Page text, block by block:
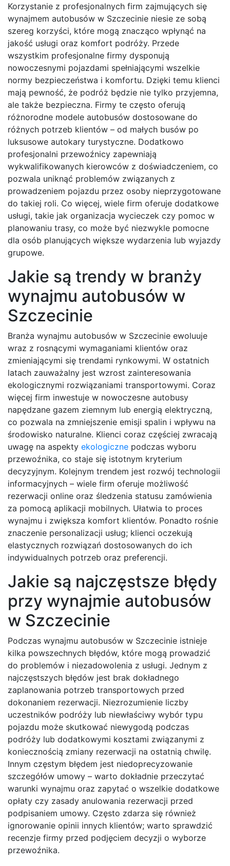
Korzystanie z profesjonalnych firm zajmujących się
wynajmem autobusów w Szczecinie niesie ze sobą
szereg korzyści, które mogą znacząco wpłynąć na
jakość usługi oraz komfort podróży. Przede
wszystkim profesjonalne firmy dysponują
nowoczesnymi pojazdami spełniającymi wszelkie
normy bezpieczeństwa i komfortu. Dzięki temu klienci
mają pewność, że podróż będzie nie tylko przyjemna,
ale także bezpieczna. Firmy te często oferują
różnorodne modele autobusów dostosowane do
różnych potrzeb klientów – od małych busów po
luksusowe autokary turystyczne. Dodatkowo
profesjonalni przewoźnicy zapewniają
wykwalifikowanych kierowców z doświadczeniem, co
pozwala uniknąć problemów związanych z
prowadzeniem pojazdu przez osoby nieprzygotowane
do takiej roli. Co więcej, wiele firm oferuje dodatkowe
usługi, takie jak organizacja wycieczek czy pomoc w
planowaniu trasy, co może być niezwykle pomocne
dla osób planujących większe wydarzenia lub wyjazdy
grupowe.
Jakie są trendy w branży
wynajmu autobusów w
Szczecinie
Branża wynajmu autobusów w Szczecinie ewoluuje
wraz z rosnącymi wymaganiami klientów oraz
zmieniającymi się trendami rynkowymi. W ostatnich
latach zauważalny jest wzrost zainteresowania
ekologicznymi rozwiązaniami transportowymi. Coraz
więcej firm inwestuje w nowoczesne autobusy
napędzane gazem ziemnym lub energią elektryczną,
co pozwala na zmniejszenie emisji spalin i wpływu na
środowisko naturalne. Klienci coraz częściej zwracają
uwagę na aspekty ekologiczne podczas wyboru
przewoźnika, co staje się istotnym kryterium
decyzyjnym. Kolejnym trendem jest rozwój technologii
informacyjnych – wiele firm oferuje możliwość
rezerwacji online oraz śledzenia statusu zamówienia
za pomocą aplikacji mobilnych. Ułatwia to proces
wynajmu i zwiększa komfort klientów. Ponadto rośnie
znaczenie personalizacji usług; klienci oczekują
elastycznych rozwiązań dostosowanych do ich
indywidualnych potrzeb oraz preferencji.
Jakie są najczęstsze błędy
przy wynajmie autobusów
w Szczecinie
Podczas wynajmu autobusów w Szczecinie istnieje
kilka powszechnych błędów, które mogą prowadzić
do problemów i niezadowolenia z usługi. Jednym z
najczęstszych błędów jest brak dokładnego
zaplanowania potrzeb transportowych przed
dokonaniem rezerwacji. Niezrozumienie liczby
uczestników podróży lub niewłaściwy wybór typu
pojazdu może skutkować niewygodą podczas
podróży lub dodatkowymi kosztami związanymi z
koniecznością zmiany rezerwacji na ostatnią chwilę.
Innym częstym błędem jest niedoprecyzowanie
szczegółów umowy – warto dokładnie przeczytać
warunki wynajmu oraz zapytać o wszelkie dodatkowe
opłaty czy zasady anulowania rezerwacji przed
podpisaniem umowy. Często zdarza się również
ignorowanie opinii innych klientów; warto sprawdzić
recenzje firmy przed podjęciem decyzji o wyborze
przewoźnika.